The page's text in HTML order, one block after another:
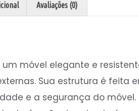
Avaliações (0)
um móvel elegante e
Sua estrutura é feita
e a segurança do